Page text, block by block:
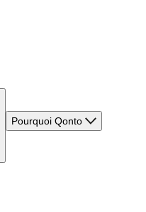
Pourquoi Qonto